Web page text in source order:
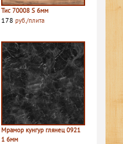
Тис 70008 S 6мм
178 руб./плита
Мрамор кунгур глянец 0921
1 6мм